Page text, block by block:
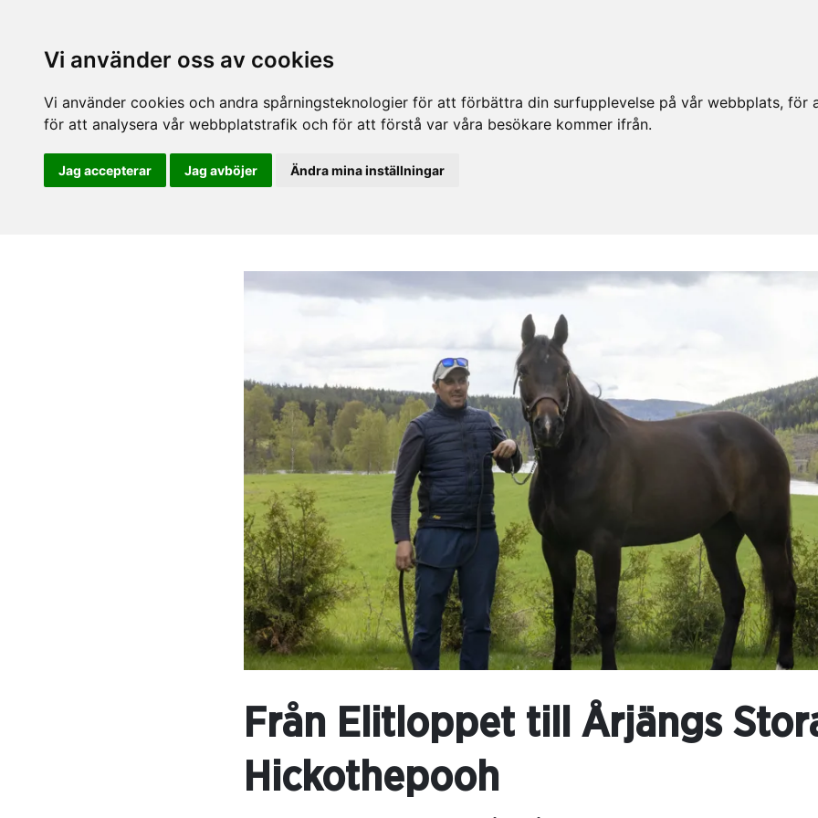
Vi använder oss av cookies
Vi använder cookies och andra spårningsteknologier för att förbättra din surfupplevelse på vår webbplats, för
för att analysera vår webbplatstrafik och för att förstå var våra besökare kommer ifrån.
Jag accepterar Jag avböjer Ändra mina inställningar
Från Elitloppet till Årjängs
Hickothepooh